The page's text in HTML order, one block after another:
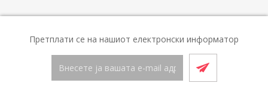
Претплати се на нашиот електронски информатор